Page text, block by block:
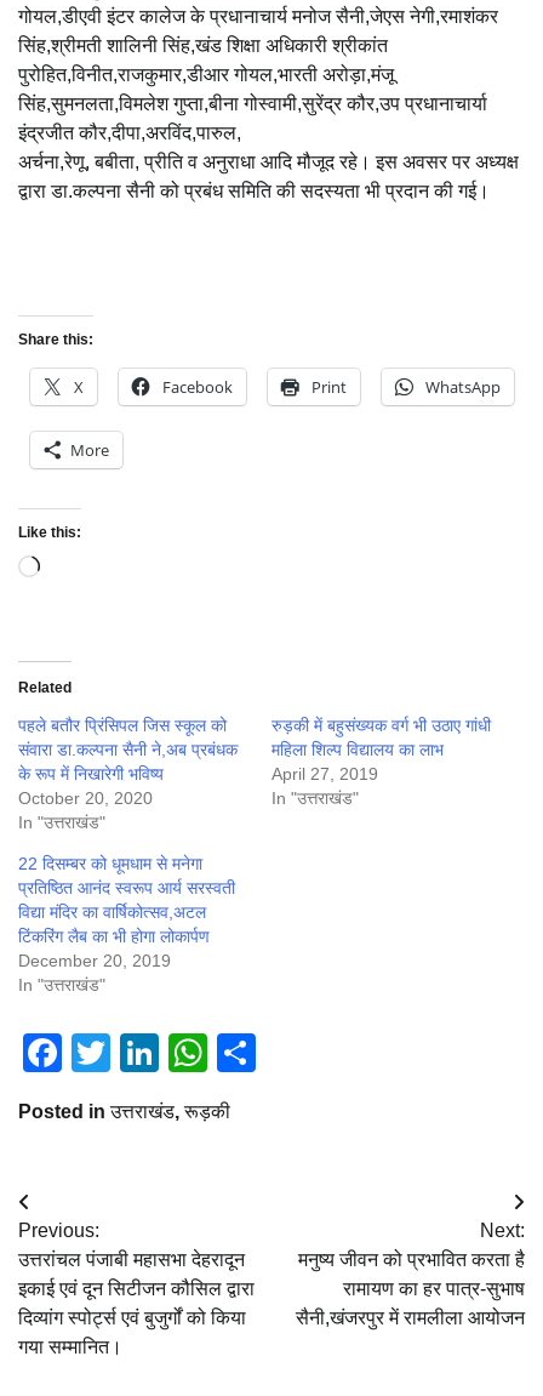
गोयल,डीएवी इंटर कालेज के प्रधानाचार्य मनोज सैनी,जेएस नेगी,रमाशंकर
सिंह,श्रीमती शालिनी सिंह,खंड शिक्षा अधिकारी श्रीकांत
पुरोहित,विनीत,राजकुमार,डीआर गोयल,भारती अरोड़ा,मंजू
सिंह,सुमनलता,विमलेश गुप्ता,बीना गोस्वामी,सुरेंद्र कौर,उप प्रधानाचार्या
इंद्रजीत कौर,दीपा,अरविंद,पारुल,
अर्चना,रेणू, बबीता, प्रीति व अनुराधा आदि मौजूद रहे। इस अवसर पर अध्यक्ष
द्वारा डा.कल्पना सैनी को प्रबंध समिति की सदस्यता भी प्रदान की गई।
Share this:
X Facebook Print WhatsApp
More
Like this:
Loading…
Related
पहले बतौर प्रिंसिपल जिस स्कूल को
संवारा डा.कल्पना सैनी ने,अब प्रबंधक
के रूप में निखारेगी भविष्य
October 20, 2020
In "उत्तराखंड"
रुड़की में बहुसंख्यक वर्ग भी उठाए गांधी
महिला शिल्प विद्यालय का लाभ
April 27, 2019
In "उत्तराखंड"
22 दिसम्बर को धूमधाम से मनेगा
प्रतिष्ठित आनंद स्वरूप आर्य सरस्वती
विद्या मंदिर का वार्षिकोत्सव,अटल
टिंकरिंग लैब का भी होगा लोकार्पण
December 20, 2019
In "उत्तराखंड"
Facebook
TwitterLinkedIn
WhatsApp
Posted inउत्तराखंड,रूड़की
Post
navigation
Previous:
उत्तरांचल पंजाबी महासभा देहरादून
इकाई एवं दून सिटीजन कौसिल द्वारा
दिव्यांग स्पोर्ट्स एवं बुजुर्गों को किया
गया सम्मानित।
Next:
मनुष्य जीवन को प्रभावित करता है
रामायण का हर पात्र-सुभाष
सैनी,खंजरपुर में रामलीला आयोजन